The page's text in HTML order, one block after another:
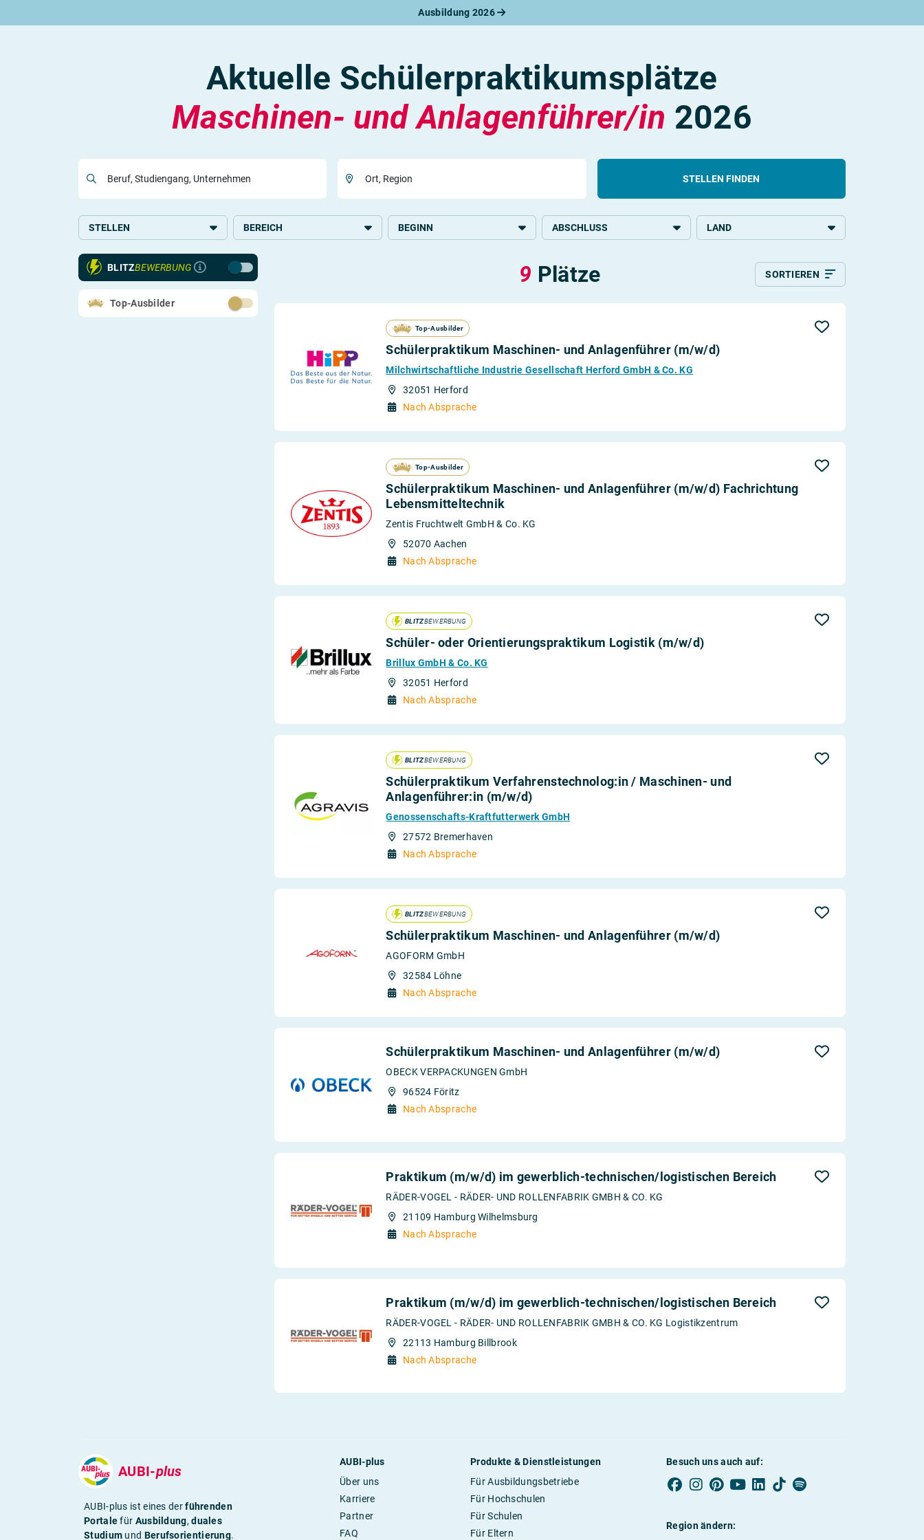
Ausbildung 2026
Rund um die AusbildungRund um das duale StudiumRund um Berufe
Berufe nach Themen
Alle Berufe
Schülerpraktikum
Bewerbungsratgeber
Vorlagen
Online-Bewerbung
Vorstellungsgespräch
Aktuelle Schülerpraktikumsplätze
Maschinen- und Anlagenführer/in 2026
Beruf, Studiengang, Unternehmen Ort, Region STELLEN FINDEN
STELLEN
Ausbildung
Schülerpraktikum
BEREICH
Mechatronik
Technik
BEGINN ABSCHLUSS LAND
Deutschland
BLITZBEWERBUNG
Top-Ausbilder
9 Plätze SORTIEREN
Top-Ausbilder
Schülerpraktikum Maschinen- und Anlagenführer (m/w/d)
Milchwirtschaftliche Industrie Gesellschaft Herford GmbH & Co. KG
32051 Herford
Nach Absprache
Top-Ausbilder
Schülerpraktikum Maschinen- und Anlagenführer (m/w/d) Fachrichtung
Lebensmitteltechnik
Zentis Fruchtwelt GmbH & Co. KG
52070 Aachen
Nach Absprache
BLITZBEWERBUNG
Schüler- oder Orientierungspraktikum Logistik (m/w/d)
Brillux GmbH & Co. KG
32051 Herford
Nach Absprache
BLITZBEWERBUNG
Schülerpraktikum Verfahrenstechnolog:in / Maschinen- und
Anlagenführer:in (m/w/d)
Genossenschafts-Kraftfutterwerk GmbH
27572 Bremerhaven
Nach Absprache
BLITZBEWERBUNG
Schülerpraktikum Maschinen- und Anlagenführer (m/w/d)
AGOFORM GmbH
32584 Löhne
Nach Absprache
Schülerpraktikum Maschinen- und Anlagenführer (m/w/d)
OBECK VERPACKUNGEN GmbH
96524 Föritz
Nach Absprache
Praktikum (m/w/d) im gewerblich-technischen/logistischen Bereich
RÄDER-VOGEL - RÄDER- UND ROLLENFABRIK GMBH & CO. KG
21109 Hamburg Wilhelmsburg
Nach Absprache
Praktikum (m/w/d) im gewerblich-technischen/logistischen Bereich
RÄDER-VOGEL - RÄDER- UND ROLLENFABRIK GMBH & CO. KG Logistikzentrum
22113 Hamburg Billbrook
Nach Absprache
AUBI-plus
AUBI-plus ist eines derführenden
Portalefür Ausbildung,duales
Studium und Berufsorientierung.
AUBI-plus
Über uns
Karriere
Partner
FAQ
Produkte & Dienstleistungen
Für Ausbildungsbetriebe
Für Hochschulen
Für Schulen
Für Eltern
Besuch uns auch auf:
Region ändern: